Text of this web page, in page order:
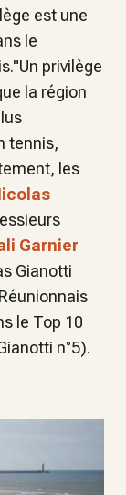
est une
le
privilège
la région
tennis,
les
Garnier
Gianotti
le Top 10
n°5).